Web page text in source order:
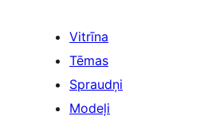
Vitrīna
Tēmas
Spraudņi
Modeļi